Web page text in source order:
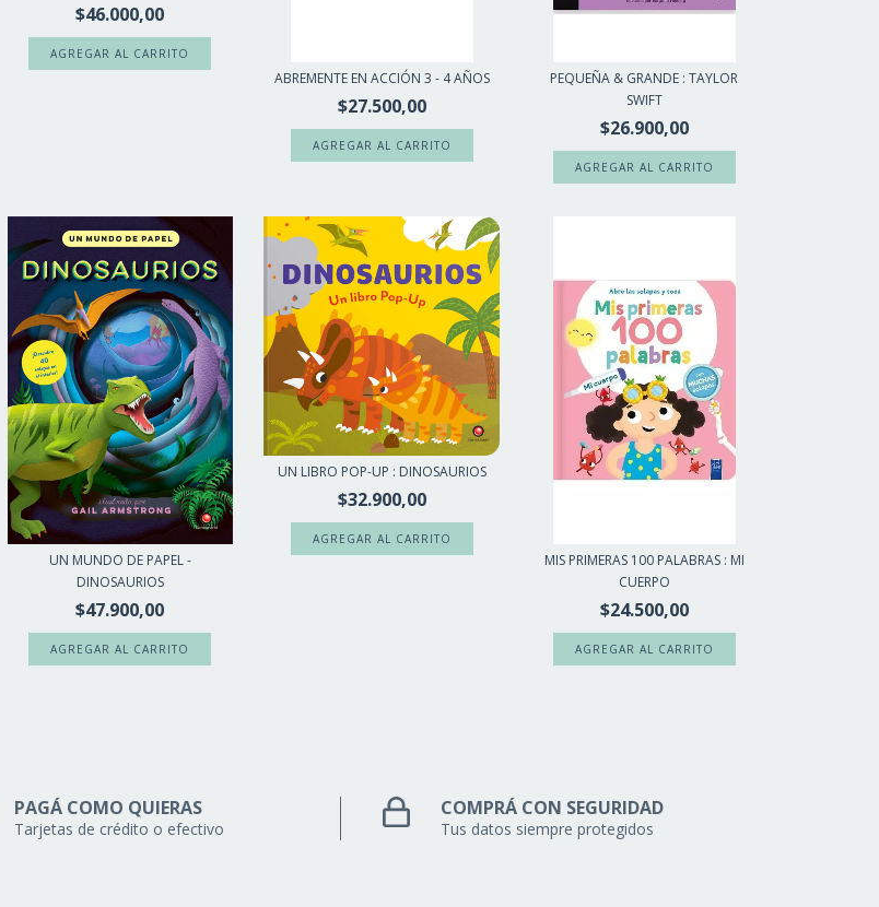
$46.000,00
ABREMENTE EN ACCIÓN 3 - 4 AÑOS
$27.500,00
PEQUEÑA & GRANDE : TAYLOR
SWIFT
$26.900,00
UN MUNDO DE PAPEL -
DINOSAURIOS
$47.900,00
UN LIBRO POP-UP : DINOSAURIOS
$32.900,00
MIS PRIMERAS 100 PALABRAS : MI
CUERPO
$24.500,00
PAGÁ COMO QUIERAS
Tarjetas de crédito o efectivo
COMPRÁ CON SEGURIDAD
Tus datos siempre protegidos